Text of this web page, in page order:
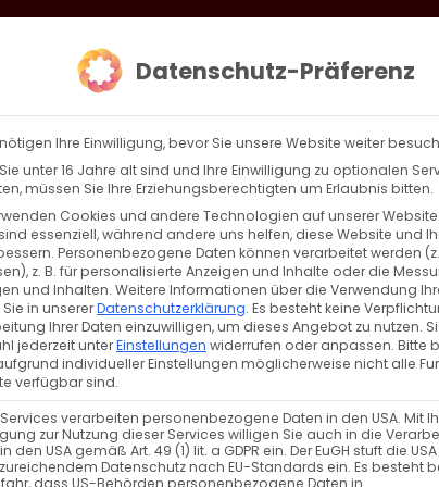
Zurück
Datenschutz-Präferenz
Ihre Einwilligung, bevor Sie unsere Website weiter
unter 16 Jahre alt sind und Ihre Einwilligung zu optionalen
müssen Sie Ihre Erziehungsberechtigten um Erlaubnis bitten.
Cookies und andere Technologien auf unserer
essenziell, während andere uns helfen, diese Website und
Personenbezogene Daten können verarbeitet werden (z.
z. B. für personalisierte Anzeigen und Inhalte oder die
und Inhalten. Weitere Informationen über die Verwendung
in unsererDatenschutzerklärung. Es besteht keine
Ihrer Daten einzuwilligen, um dieses Angebot zu nutzen.
jederzeit unterEinstellungen widerrufen oder anpassen. Bitte
individueller Einstellungen möglicherweise nicht alle
verfügbar sind.
verarbeiten personenbezogene Daten in den USA. Mit
zur Nutzung dieser Services willigen Sie auch in die
den USA gemäß Art. 49 (1) lit. a GDPR ein. Der EuGH stuft die
Datenschutz nach EU-Standards ein. Es besteht
dass US-Behörden personenbezogene Daten in